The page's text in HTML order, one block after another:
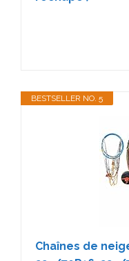
BESTSELLER NO. 5
Chaînes de